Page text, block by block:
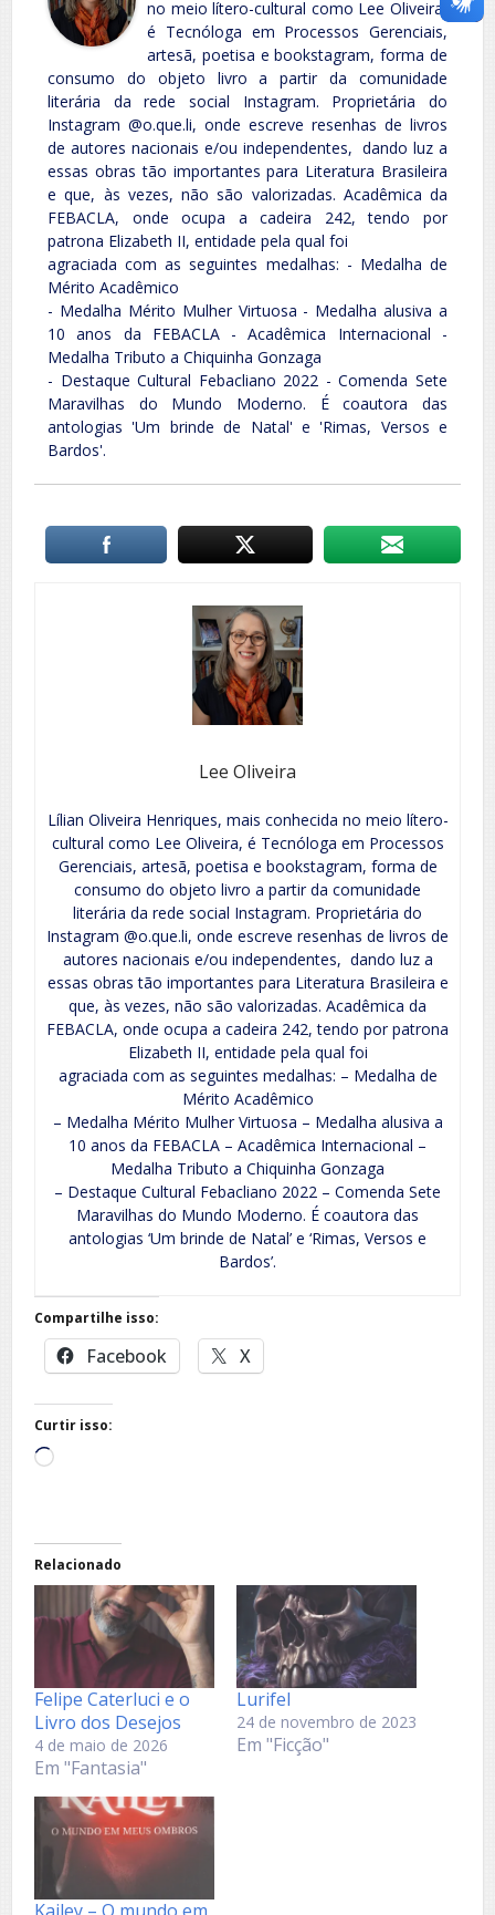
no meio lítero-cultural como Lee Oliveira,
é Tecnóloga em Processos Gerenciais,
artesã, poetisa e bookstagram, forma de
consumo do objeto livro a partir da comunidade
literária da rede social Instagram. Proprietária do
Instagram @o.que.li, onde escreve resenhas de livros
de autores nacionais e/ou independentes, dando luz a
essas obras tão importantes para Literatura Brasileira
e que, às vezes, não são valorizadas. Acadêmica da
FEBACLA, onde ocupa a cadeira 242, tendo por
patrona Elizabeth II, entidade pela qual foi
agraciada com as seguintes medalhas: - Medalha de
Mérito Acadêmico
- Medalha Mérito Mulher Virtuosa - Medalha alusiva a
10 anos da FEBACLA - Acadêmica Internacional -
Medalha Tributo a Chiquinha Gonzaga
- Destaque Cultural Febacliano 2022 - Comenda Sete
Maravilhas do Mundo Moderno. É coautora das
antologias 'Um brinde de Natal' e 'Rimas, Versos e
Bardos'.
Lee Oliveira
Lílian Oliveira Henriques, mais conhecida no meio lítero-
cultural como Lee Oliveira, é Tecnóloga em Processos
Gerenciais, artesã, poetisa e bookstagram, forma de
consumo do objeto livro a partir da comunidade
literária da rede social Instagram. Proprietária do
Instagram @o.que.li, onde escreve resenhas de livros de
autores nacionais e/ou independentes, dando luz a
essas obras tão importantes para Literatura Brasileira e
que, às vezes, não são valorizadas. Acadêmica da
FEBACLA, onde ocupa a cadeira 242, tendo por patrona
Elizabeth II, entidade pela qual foi
agraciada com as seguintes medalhas: – Medalha de
Mérito Acadêmico
– Medalha Mérito Mulher Virtuosa – Medalha alusiva a
10 anos da FEBACLA – Acadêmica Internacional –
Medalha Tributo a Chiquinha Gonzaga
– Destaque Cultural Febacliano 2022 – Comenda Sete
Maravilhas do Mundo Moderno. É coautora das
antologias ‘Um brinde de Natal’ e ‘Rimas, Versos e
Bardos’.
Compartilhe isso:
Facebook X
Curtir isso:
Carregando...
Relacionado
Felipe Caterluci e o
Livro dos Desejos
4 de maio de 2026
Em "Fantasia"
Lurifel
24 de novembro de 2023
Em "Ficção"